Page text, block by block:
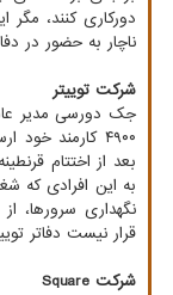
دورکاری کنند،
ناچار به حضور در
شرکت توییتر
۴۹۰۰ کارمند
بعد از اختتام
به این افرادی که
نگهداری سرورها،
قرار نیست دفاتر
شرکت Square